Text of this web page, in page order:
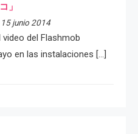
」
15 junio 2014
del Flashmob
en las instalaciones […]